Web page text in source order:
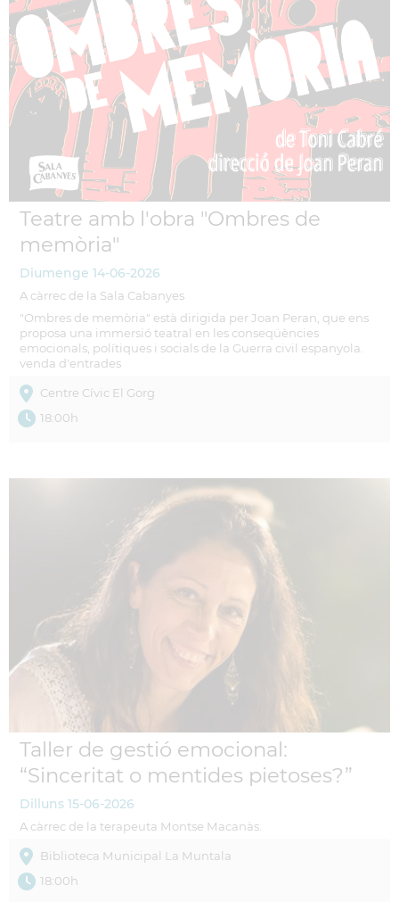
Teatre amb l'obra "Ombres de
memòria"
Diumenge 14-06-2026
A càrrec de la Sala Cabanyes
"Ombres de memòria" està dirigida per Joan Peran, que ens
proposa una immersió teatral en les conseqüències
emocionals, polítiques i socials de la Guerra civil espanyola.
venda d'entrades
Centre Cívic El Gorg
18:00h
Taller de gestió emocional:
“Sinceritat o mentides pietoses?”
Dilluns 15-06-2026
A càrrec de la terapeuta Montse Macanàs.
Biblioteca Municipal La Muntala
18:00h